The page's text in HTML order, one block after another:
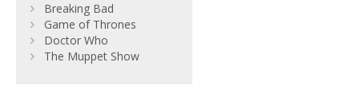
Breaking Bad
Game of Thrones
Doctor Who
The Muppet Show